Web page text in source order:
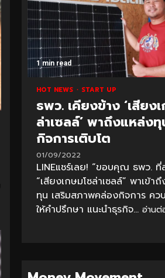
1 min read
HOT NEWS START UP
ธพว. เคียงข้าง ‘เสียง
ล่าเซลล์’ พาถึงแหล่ง
กิจการเติบโต
01/09/2022
LINEแชร์เลย! “ขอบคุณ ธพว.
“เสียงเกษมโซล่าเซลล์” พาเข้า
ทุน เสริมสภาพคล่องกิจการ คว
ให้คำปรึกษา แนะนำธุรกิจ... อ่านต่